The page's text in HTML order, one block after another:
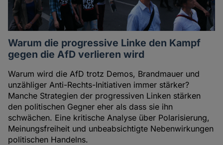
Warum die progressive Linke den Kampf
gegen die AfD verlieren wird
Warum wird die AfD trotz Demos, Brandmauer und
unzähliger Anti-Rechts-Initiativen immer stärker?
Manche Strategien der progressiven Linken stärken
den politischen Gegner eher als dass sie ihn
schwächen. Eine kritische Analyse über Polarisierung,
Meinungsfreiheit und unbeabsichtigte Nebenwirkungen
politischen Handelns.